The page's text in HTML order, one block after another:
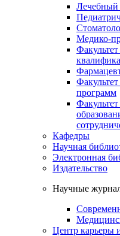
Лечебный
Медико-
программ
Кафедры
Научная
Электронная
Издательство
Научные
Центр карьеры